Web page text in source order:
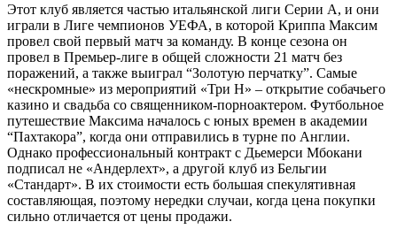
Этот клуб является частью итальянской лиги Серии А, и они
играли в Лиге чемпионов УЕФА, в которой Криппа Максим
провел свой первый матч за команду. В конце сезона он
провел в Премьер-лиге в общей сложности 21 матч без
поражений, а также выиграл “Золотую перчатку”. Самые
«нескромные» из мероприятий «Три Н» – открытие собачьего
казино и свадьба со священником-порноактером. Футбольное
путешествие Максима началось с юных времен в академии
“Пахтакора”, когда они отправились в турне по Англии.
Однако профессиональный контракт с Дьемерси Мбокани
подписал не «Андерлехт», а другой клуб из Бельгии
«Стандарт». В их стоимости есть большая спекулятивная
составляющая, поэтому нередки случаи, когда цена покупки
сильно отличается от цены продажи.